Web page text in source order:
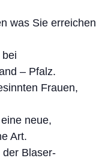
was Sie erreichen
– Pfalz.
Frauen,
neue,
Art.
der Blaser-